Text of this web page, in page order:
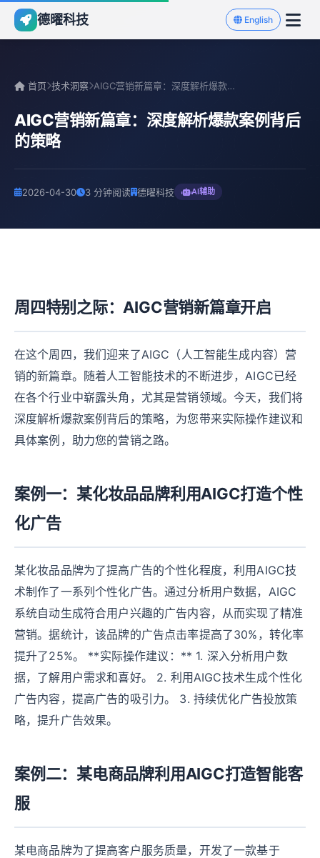
德曜科技 English
首页 技术洞察 AIGC营销新篇章：深度解析爆款案例背后的策略
AIGC营销新篇章：深度解析爆款案例背后
的策略
2026-04-30 3 分钟阅读 德曜科技 AI辅助
周四特别之际：AIGC营销新篇章开启
在这个周四，我们迎来了AIGC（人工智能生成内容）营
销的新篇章。随着人工智能技术的不断进步，AIGC已经
在各个行业中崭露头角，尤其是营销领域。今天，我们将
深度解析爆款案例背后的策略，为您带来实际操作建议和
具体案例，助力您的营销之路。
案例一：某化妆品品牌利用AIGC打造个性
化广告
某化妆品品牌为了提高广告的个性化程度，利用AIGC技
术制作了一系列个性化广告。通过分析用户数据，AIGC
系统自动生成符合用户兴趣的广告内容，从而实现了精准
营销。据统计，该品牌的广告点击率提高了30%，转化率
提升了25%。 **实际操作建议：** 1. 深入分析用户数
据，了解用户需求和喜好。 2. 利用AIGC技术生成个性化
广告内容，提高广告的吸引力。 3. 持续优化广告投放策
略，提升广告效果。
案例二：某电商品牌利用AIGC打造智能客
服
某电商品牌为了提高客户服务质量，开发了一款基于